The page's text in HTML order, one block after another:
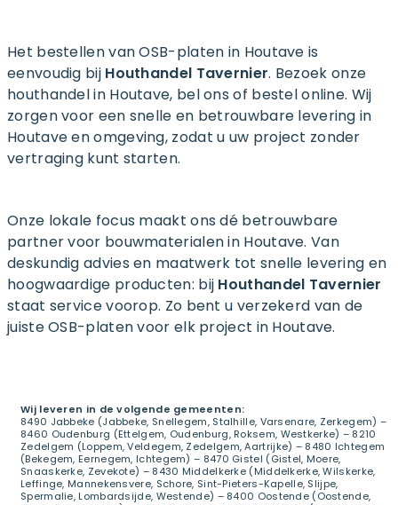
Het bestellen van OSB-platen in Houtave is
eenvoudig bij Houthandel Tavernier. Bezoek onze
houthandel in Houtave, bel ons of bestel online. Wij
zorgen voor een snelle en betrouwbare levering in
Houtave en omgeving, zodat u uw project zonder
vertraging kunt starten.
Onze lokale focus maakt ons dé betrouwbare
partner voor bouwmaterialen in Houtave. Van
deskundig advies en maatwerk tot snelle levering en
hoogwaardige producten: bij Houthandel Tavernier
staat service voorop. Zo bent u verzekerd van de
juiste OSB-platen voor elk project in Houtave.
Wij leveren in de volgende gemeenten:
8490 Jabbeke (Jabbeke, Snellegem, Stalhille, Varsenare, Zerkegem) –
8460 Oudenburg (Ettelgem, Oudenburg, Roksem, Westkerke) – 8210
Zedelgem (Loppem, Veldegem, Zedelgem, Aartrijke) – 8480 Ichtegem
(Bekegem, Eernegem, Ichtegem) – 8470 Gistel (Gistel, Moere,
Snaaskerke, Zevekote) – 8430 Middelkerke (Middelkerke, Wilskerke,
Leffinge, Mannekensvere, Schore, Sint-Pieters-Kapelle, Slijpe,
Spermalie, Lombardsijde, Westende) – 8400 Oostende (Oostende,